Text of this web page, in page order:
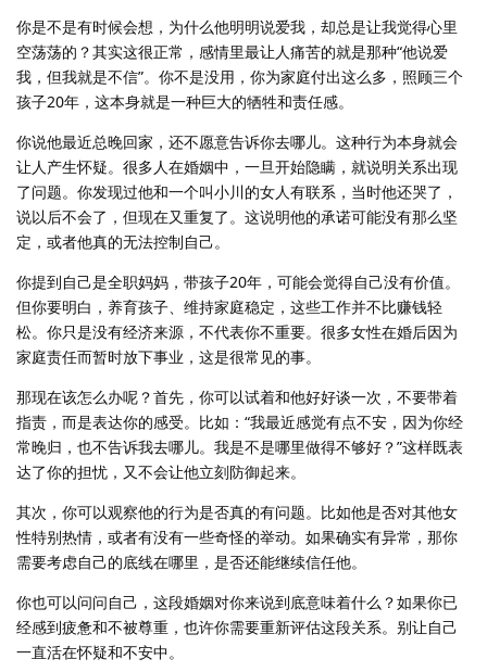
你是不是有时候会想，为什么他明明说爱我，却总是让我觉得心里
空荡荡的？其实这很正常，感情里最让人痛苦的就是那种“他说爱
我，但我就是不信”。你不是没用，你为家庭付出这么多，照顾三个
孩子20年，这本身就是一种巨大的牺牲和责任感。
你说他最近总晚回家，还不愿意告诉你去哪儿。这种行为本身就会
让人产生怀疑。很多人在婚姻中，一旦开始隐瞒，就说明关系出现
了问题。你发现过他和一个叫小川的女人有联系，当时他还哭了，
说以后不会了，但现在又重复了。这说明他的承诺可能没有那么坚
定，或者他真的无法控制自己。
你提到自己是全职妈妈，带孩子20年，可能会觉得自己没有价值。
但你要明白，养育孩子、维持家庭稳定，这些工作并不比赚钱轻
松。你只是没有经济来源，不代表你不重要。很多女性在婚后因为
家庭责任而暂时放下事业，这是很常见的事。
那现在该怎么办呢？首先，你可以试着和他好好谈一次，不要带着
指责，而是表达你的感受。比如：“我最近感觉有点不安，因为你经
常晚归，也不告诉我去哪儿。我是不是哪里做得不够好？”这样既表
达了你的担忧，又不会让他立刻防御起来。
其次，你可以观察他的行为是否真的有问题。比如他是否对其他女
性特别热情，或者有没有一些奇怪的举动。如果确实有异常，那你
需要考虑自己的底线在哪里，是否还能继续信任他。
你也可以问问自己，这段婚姻对你来说到底意味着什么？如果你已
经感到疲惫和不被尊重，也许你需要重新评估这段关系。别让自己
一直活在怀疑和不安中。